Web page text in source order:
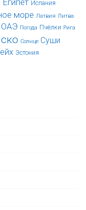
Египет Испания
море Латвия Литва
ОАЭ Погода Пчёлки Рига
Солнце Суши
Эстония